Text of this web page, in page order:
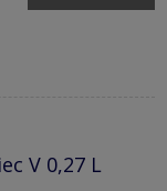
V 0,27 L